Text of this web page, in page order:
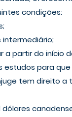
condições:
intermediário;
a partir do início
para
tem direito
dólares